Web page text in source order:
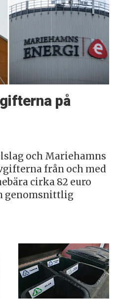
på
och Mariehamns
från och med
cirka 82 euro
genomsnittlig